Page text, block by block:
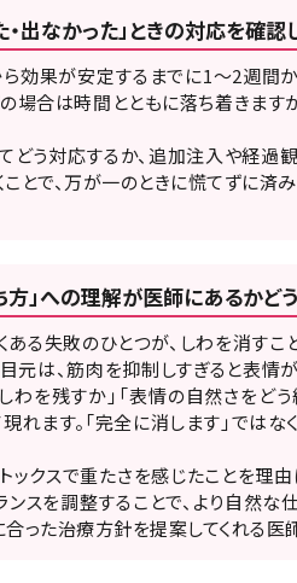
・出なかった」ときの対応を確認
効果が安定するまでに1〜2週間か
の場合は時間とともに落ち着きま
どう対応するか、追加注入や経過
とで、万が一のときに慌てずに済
方」への理解が医師にあるかど
る失敗のひとつが、しわを消す
元は、筋肉を抑制しすぎると表情
しわを残すか」「表情の自然さを
れます。「完全に消します」では
ックスで重たさを感じたことを理
スを調整することで、より自然
った治療方針を提案してくれる医